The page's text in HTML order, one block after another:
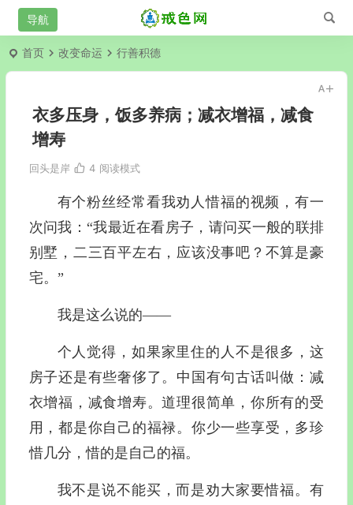
首页 改变命运 行善积德
衣多压身，饭多养病；减衣增福，减食
增寿
回头是岸 4 阅读模式
有个粉丝经常看我劝人惜福的视频，有一
次问我： “我最近在看房子，请问买一般的联排
别墅，二三百平左右，应该没事吧 ？ 不算是豪
宅。 ”
我是这么说的——
个人觉得，如果家里住的人不是很多， 这
房子还是有些奢侈了。 中国有句古话叫做： 减
衣增福，减食增寿。道理很简单，你所有的受
用，都是你自己的福禄。你少一些享受，多珍
惜几分，惜的是自己的福。
我不是说不能买，而是劝大家要惜福。 有